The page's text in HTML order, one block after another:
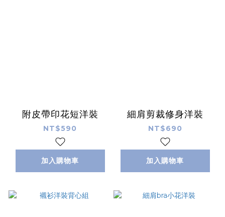
附皮帶印花短洋裝
NT$590
加入購物車
細肩剪裁修身洋裝
NT$690
加入購物車